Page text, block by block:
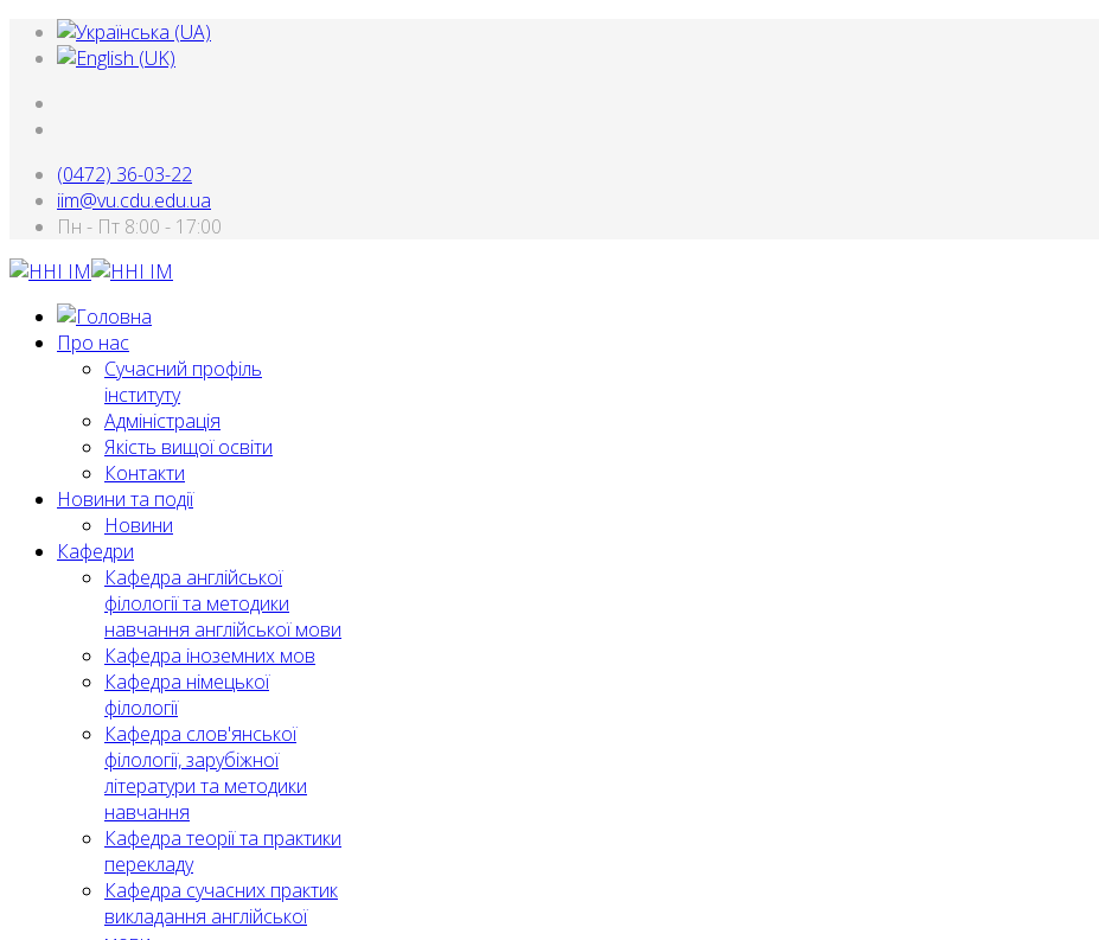
(0472) 36-03-22
iim@vu.cdu.edu.ua
Пн - Пт 8:00 - 17:00
Про нас
Сучасний профіль
інституту
Адміністрація
Якість вищої освіти
Контакти
Новини та події
Новини
Кафедри
Кафедра англійської
філології та методики
навчання англійської мови
Кафедра іноземних мов
Кафедра німецької
філології
Кафедра слов'янської
філології, зарубіжної
літератури та методики
навчання
Кафедра теорії та практики
перекладу
Кафедра сучасних практик
викладання англійської